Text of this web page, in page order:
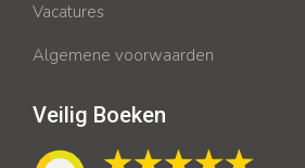
Vacatures
Algemene voorwaarden
Veilig Boeken